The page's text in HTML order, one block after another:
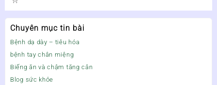
Chuyên mục tin bài
Bệnh dạ dày – tiêu hóa
bệnh tay chân miệng
Biếng ăn và chậm tăng cân
Blog sức khỏe